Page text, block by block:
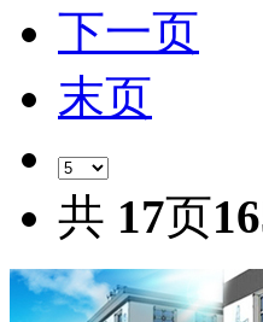
下一页
末页
共 17页